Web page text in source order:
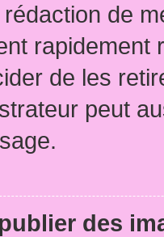
de
rapidement
de les
peut
des